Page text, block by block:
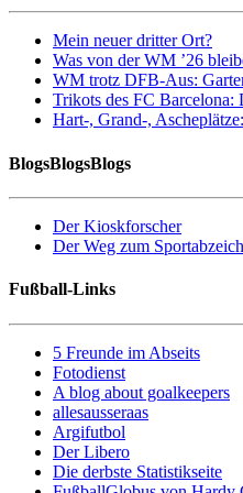
Mein neuer dritter Ort?
Was von der WM ’26
WM trotz DFB-Aus:
Trikots des FC Barcelona:
Hart-, Grand-,
BlogsBlogsBlogs
Der Kioskforscher
Der Weg zum
Fußball-Links
5 Freunde im Abseits
Fotodienst
A blog about goalkeepers
allesausseraas
Argifutbol
Der Libero
Die derbste Statistikseite